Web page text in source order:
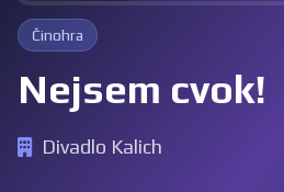
Činohra
Nejsem cvok!
Divadlo Kalich